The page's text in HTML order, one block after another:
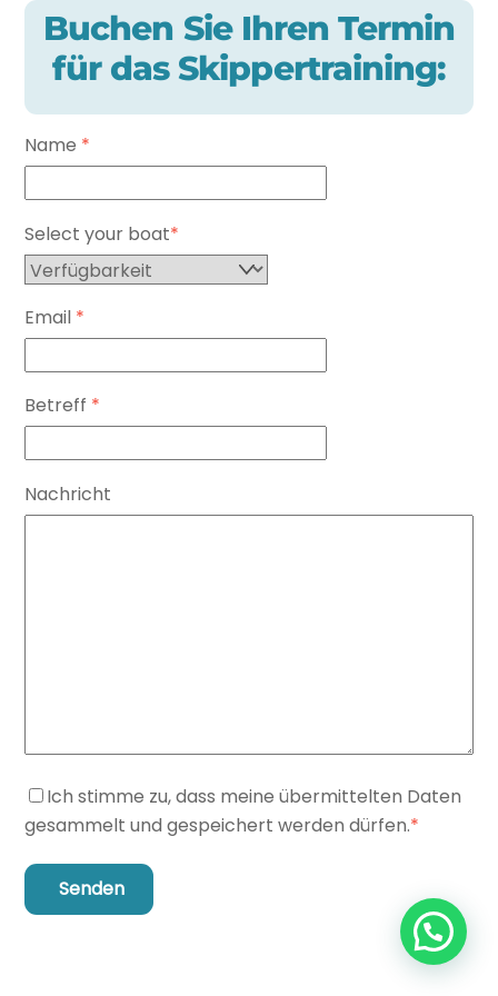
Skip
content
Buchen Sie Ihren Termin
für das Skippertraining:
Name *
Select your boat*
Email *
Betreff *
Nachricht
Ich stimme zu, dass meine übermittelten Daten
gesammelt und gespeichert werden dürfen.*
Senden